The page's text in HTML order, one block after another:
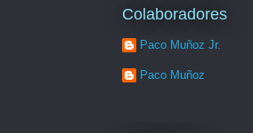
Colaboradores
Paco Muñoz Jr.
Paco Muñoz